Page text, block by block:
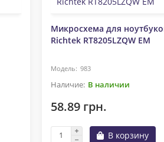
Микросхема для
Richtek RT8205LZQW EM
983
В наличии
58.89 грн.
В корзину